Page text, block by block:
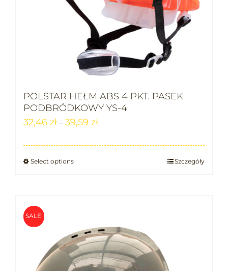
POLSTAR HEŁM ABS 4 PKT. PASEK
PODBRÓDKOWY YS-4
32,46 zł – 39,59 zł
Select options Szczegóły
SALE!